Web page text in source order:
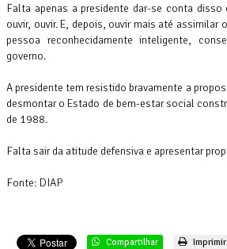
Falta apenas a presidente dar-se conta disso
ouvir, ouvir. E, depois, ouvir mais até assimilar
pessoa reconhecidamente inteligente,
governo.
A presidente tem resistido bravamente a
desmontar o Estado de bem-estar social
de 1988.
Falta sair da atitude defensiva e apresentar
Fonte: DIAP
Compartilhar Imprimir